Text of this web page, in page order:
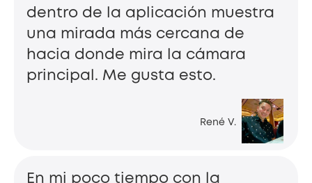
René V.
dentro de la aplicación muestra
una mirada más cercana de
hacia donde mira la cámara
principal. Me gusta esto.
En mi poco tiempo con la